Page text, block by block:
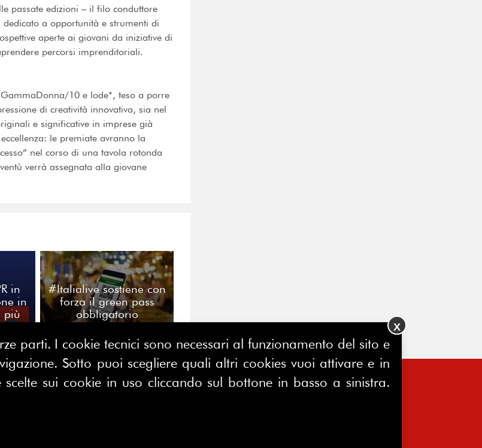
passate edizioni – il filo conduttore
a opportunità e strumenti di
aperte ai giovani da iniziative di
percorsi imprenditoriali.
10 e lode*, teso a porre
di creatività innovativa, sia nel
e significative in imprese già
le premiate avranno la
nel corso di una tavola rotonda
verrà assegnata alla giovane
in
in
più
#Italialive sostiene con
forza il green pass
obbligatorio
CONTATTACI
parti. I cookie tecnici sono necessari al funzionamento del sito e
Sotto puoi scegliere quali altri cookies vuoi attivare e in
sui cookie in uso cliccando sul bottone in basso a sinistra.
X